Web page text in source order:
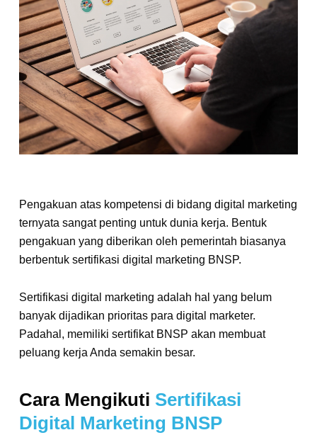
Pengakuan atas kompetensi di bidang digital marketing
ternyata sangat penting untuk dunia kerja. Bentuk
pengakuan yang diberikan oleh pemerintah biasanya
berbentuk sertifikasi digital marketing BNSP.
Sertifikasi digital marketing adalah hal yang belum
banyak dijadikan prioritas para digital marketer.
Padahal, memiliki sertifikat BNSP akan membuat
peluang kerja Anda semakin besar.
Cara Mengikuti Sertifikasi
Digital Marketing BNSP